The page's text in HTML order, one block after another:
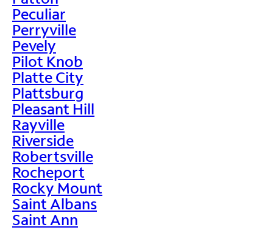
Peculiar
Perryville
Pevely
Pilot Knob
Platte City
Plattsburg
Pleasant Hill
Rayville
Riverside
Robertsville
Rocheport
Rocky Mount
Saint Albans
Saint Ann